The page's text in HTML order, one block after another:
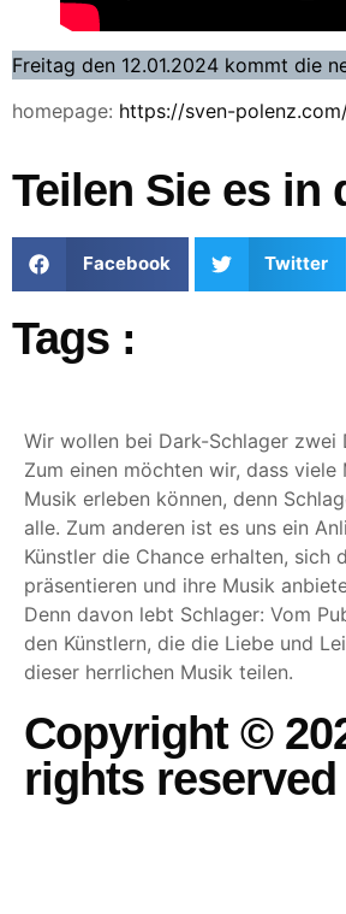
Freitag den 12.01.2024 kommt die
homepage: https://sven-
Teilen Sie es in
Facebook Twitter
Tags :
Wir wollen bei Dark-Schlager zwei
Zum einen möchten wir, dass viele
Musik erleben können, denn
alle. Zum anderen ist es uns ein
Künstler die Chance erhalten, sich
präsentieren und ihre Musik
Denn davon lebt Schlager: Vom
den Künstlern, die die Liebe und
dieser herrlichen Musik teilen.
Copyright ©
rights reserved